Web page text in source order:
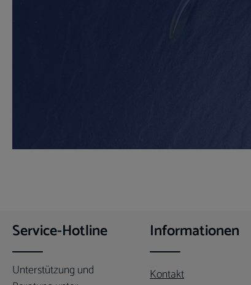
Service-Hotline
Unterstützung und
Informationen
Kontakt